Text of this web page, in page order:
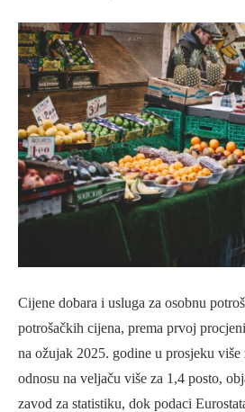
Cijene dobara i usluga za osobnu
potrošačkih cijena, prema prvoj
na ožujak 2025. godine u prosjeku više
odnosu na veljaču više za 1,4 posto,
zavod za statistiku, dok podaci